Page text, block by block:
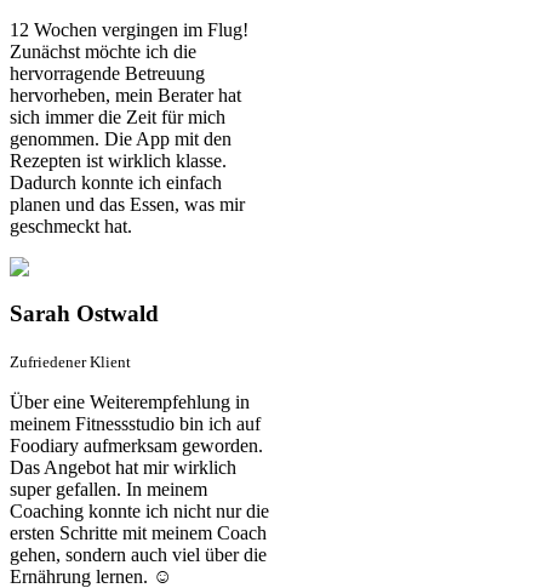
12 Wochen vergingen im Flug!
Zunächst möchte ich die
hervorragende Betreuung
hervorheben, mein Berater hat
sich immer die Zeit für mich
genommen. Die App mit den
Rezepten ist wirklich klasse.
Dadurch konnte ich einfach
planen und das Essen, was mir
geschmeckt hat.
Sarah Ostwald
Zufriedener Klient
Über eine Weiterempfehlung in
meinem Fitnessstudio bin ich auf
Foodiary aufmerksam geworden.
Das Angebot hat mir wirklich
super gefallen. In meinem
Coaching konnte ich nicht nur die
ersten Schritte mit meinem Coach
gehen, sondern auch viel über die
Ernährung lernen. ☺️